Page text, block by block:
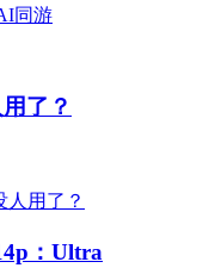
了？
：Ultra